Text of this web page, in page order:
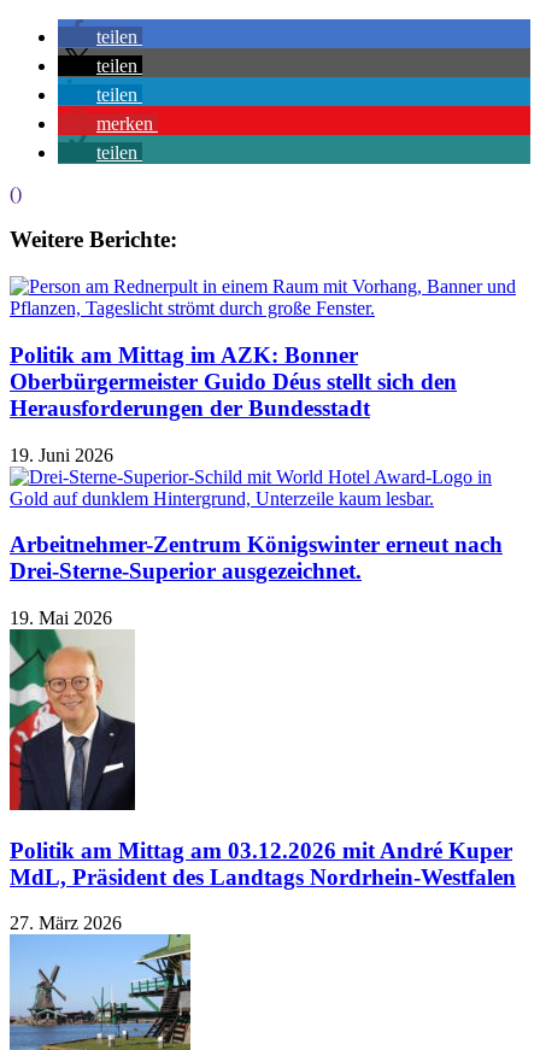
teilen
teilen
teilen
merken
teilen
()
Weitere Berichte:
Politik am Mittag im AZK: Bonner
Oberbürgermeister Guido Déus stellt sich den
Herausforderungen der Bundesstadt
19. Juni 2026
Arbeitnehmer-Zentrum Königswinter erneut nach
Drei-Sterne-Superior ausgezeichnet.
19. Mai 2026
Politik am Mittag am 03.12.2026 mit André Kuper
MdL, Präsident des Landtags Nordrhein-Westfalen
27. März 2026